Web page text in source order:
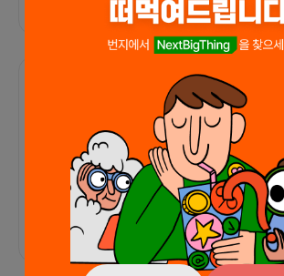
함께한 사람들이 남긴 말
커피챗 0 프로젝트 0 프로챗
아직 후기가 도착하지 않았습니다